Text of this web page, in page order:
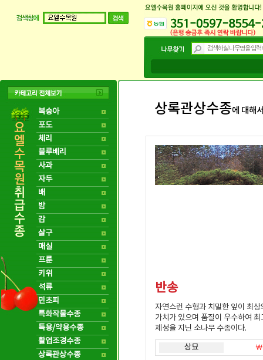
복숭아
포도
체리
블루베리
사과
자두
배
밤
감
살구
매실
프룬
키위
석류
민초피
특화작물수종
특용/약용수종
활엽조경수종
상록관상수종
상록관상수종에 대해
반송
자연스런 수형과 치밀한 잎이 최상
가치가 있으며 품질이 우수하여 최
제성을 지닌 소나무 수종이다.
상묘